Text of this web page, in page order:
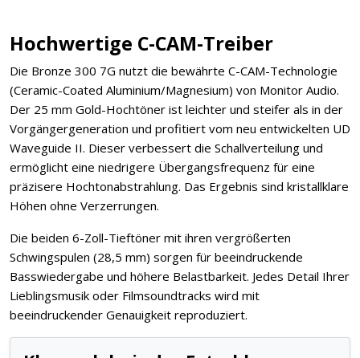
Hochwertige C-CAM-Treiber
Die Bronze 300 7G nutzt die bewährte C-CAM-Technologie
(Ceramic-Coated Aluminium/Magnesium) von Monitor Audio.
Der 25 mm Gold-Hochtöner ist leichter und steifer als in der
Vorgängergeneration und profitiert vom neu entwickelten UD
Waveguide II. Dieser verbessert die Schallverteilung und
ermöglicht eine niedrigere Übergangsfrequenz für eine
präzisere Hochtonabstrahlung. Das Ergebnis sind kristallklare
Höhen ohne Verzerrungen.
Die beiden 6-Zoll-Tieftöner mit ihren vergrößerten
Schwingspulen (28,5 mm) sorgen für beeindruckende
Basswiedergabe und höhere Belastbarkeit. Jedes Detail Ihrer
Lieblingsmusik oder Filmsoundtracks wird mit
beeindruckender Genauigkeit reproduziert.